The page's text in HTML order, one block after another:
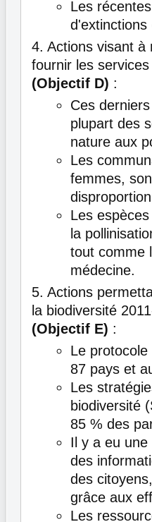
Les
d'extinctions
4. Actions visant à
fournir les
(Objectif D) :
Ces
plupart des
nature aux
Les
femmes,
Les
la
tout comme
médecine.
5. Actions
la biodiversité
(Objectif E) :
Le
87 pays et
Les
biodiversité
85 % des
Il y a eu
des
des
grâce aux
Les